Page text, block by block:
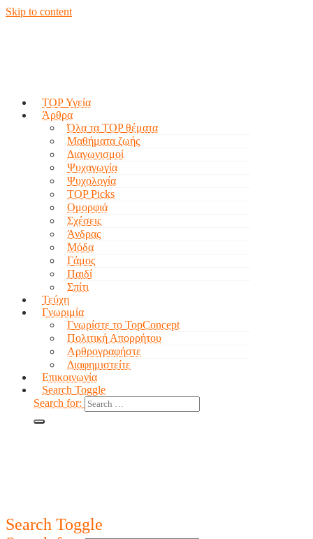
Skip to content
TOP Υγεία
Άρθρα
Όλα τα TOP θέματα
Μαθήματα ζωής
Διαγωνισμοί
Ψυχαγωγία
Ψυχολογία
TOP Picks
Ομορφιά
Σχέσεις
Άνδρας
Μόδα
Γάμος
Παιδί
Σπίτι
Τεύχη
Γνωριμία
Γνωρίστε το TopConcept
Πολιτική Απορρήτου
Αρθρογραφήστε
Διαφημιστείτε
Επικοινωνία
Search Toggle
Search for:
Search Toggle